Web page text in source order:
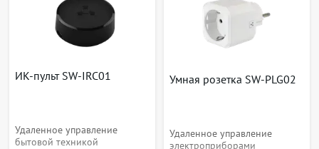
ИК-пульт SW-IRC01
Удаленное управление
бытовой техникой
Умная розетка SW-PLG02
Удаленное управление
электроприборами